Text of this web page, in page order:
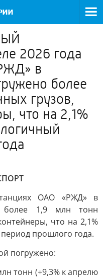
2026 года
в
более
грузов,
что на 2,1%
ОАО «РЖД» в
более 1,9 млн тонн
что на 2,1%
прошлого года.
погружено:
тонн (+9,3% к апрелю